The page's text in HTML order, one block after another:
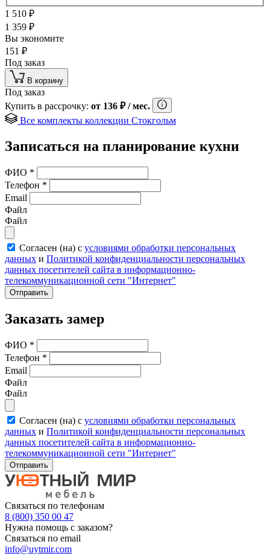
1 510 ₽
1 359 ₽
Вы экономите
151 ₽
Под заказ
В корзину
Под заказ
Купить в рассрочку: от 136 ₽/ мес.
Все комплекты коллекции Стокгольм
Записаться на планирование кухни
ФИО *
Телефон *
Email
Файл
Файл
Согласен (на) с условиями обработки персональных
данных и Политикой конфиденциальности персональных
данных посетителей сайта в информационно-
телекоммуникационной сети "Интернет"
Отправить
Заказать замер
ФИО *
Телефон *
Email
Файл
Файл
Согласен (на) с условиями обработки персональных
данных и Политикой конфиденциальности персональных
данных посетителей сайта в информационно-
телекоммуникационной сети "Интернет"
Отправить
Связаться по телефонам
8 (800) 350 00 47
Нужна помощь с заказом?
Связаться по email
info@uytmir.com